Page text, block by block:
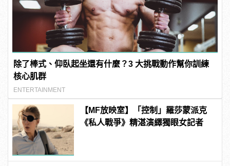
除了棒式、仰臥起坐還有什麼？3 大挑戰動作幫你訓練
核心肌群
ENTERTAINMENT
【MF放映室】「控制」羅莎蒙派克
《私人戰爭》精湛演繹獨眼女記者